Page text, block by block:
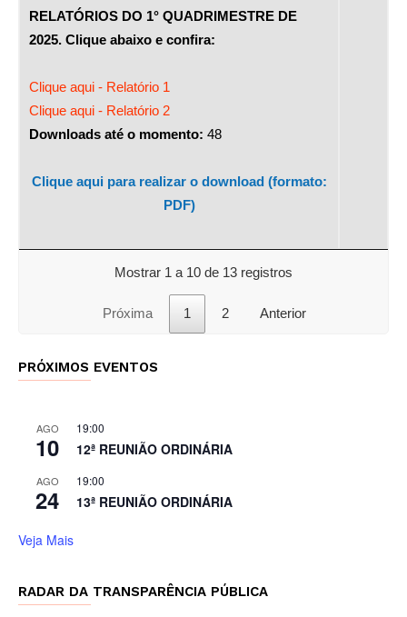
RELATÓRIOS DO 1° QUADRIMESTRE DE
2025. Clique abaixo e confira:
Clique aqui - Relatório 1
Clique aqui - Relatório 2
Downloads até o momento: 48
Clique aqui para realizar o download (formato:
PDF)
Mostrar 1 a 10 de 13 registros
Próxima 1 2 Anterior
PRÓXIMOS EVENTOS
AGO
10
19:00
12ª REUNIÃO ORDINÁRIA
AGO
24
19:00
13ª REUNIÃO ORDINÁRIA
Veja Mais
RADAR DA TRANSPARÊNCIA PÚBLICA